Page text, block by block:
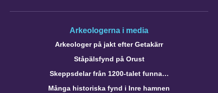
Arkeologerna i media
Arkeologer på jakt efter Getakärr
Ståpälsfynd på Orust
Skeppsdelar från 1200-talet funna…
Många historiska fynd i Inre hamnen